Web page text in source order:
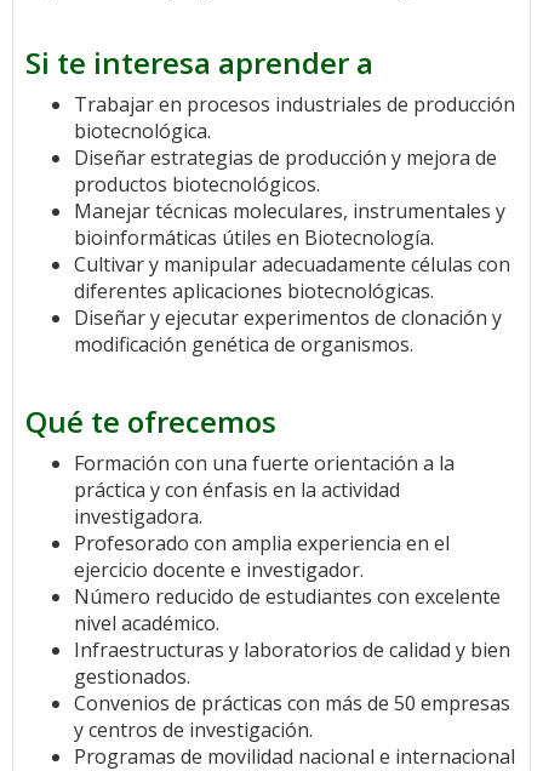
Si te interesa aprender a
Trabajar en procesos industriales de producción
biotecnológica.
Diseñar estrategias de producción y mejora de
productos biotecnológicos.
Manejar técnicas moleculares, instrumentales y
bioinformáticas útiles en Biotecnología.
Cultivar y manipular adecuadamente células con
diferentes aplicaciones biotecnológicas.
Diseñar y ejecutar experimentos de clonación y
modificación genética de organismos.
Qué te ofrecemos
Formación con una fuerte orientación a la
práctica y con énfasis en la actividad
investigadora.
Profesorado con amplia experiencia en el
ejercicio docente e investigador.
Número reducido de estudiantes con excelente
nivel académico.
Infraestructuras y laboratorios de calidad y bien
gestionados.
Convenios de prácticas con más de 50 empresas
y centros de investigación.
Programas de movilidad nacional e internacional